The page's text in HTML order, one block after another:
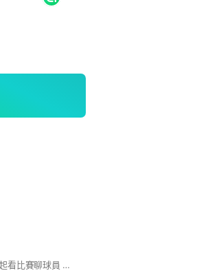
#MLB #邁阿密馬林魚 #一起看比賽聊球員 #許願老闆賣球隊